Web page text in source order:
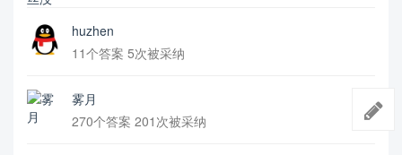
huzhen
11个答案 5次被采纳
雾月
270个答案 201次被采纳